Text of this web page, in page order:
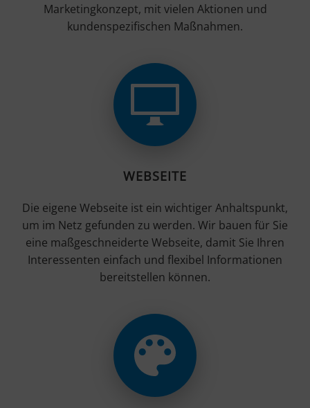
Marketingkonzept, mit vielen Aktionen und
kundenspezifischen Maßnahmen.
WEBSEITE
Die eigene Webseite ist ein wichtiger Anhaltspunkt,
um im Netz gefunden zu werden. Wir bauen für Sie
eine maßgeschneiderte Webseite, damit Sie Ihren
Interessenten einfach und flexibel Informationen
bereitstellen können.